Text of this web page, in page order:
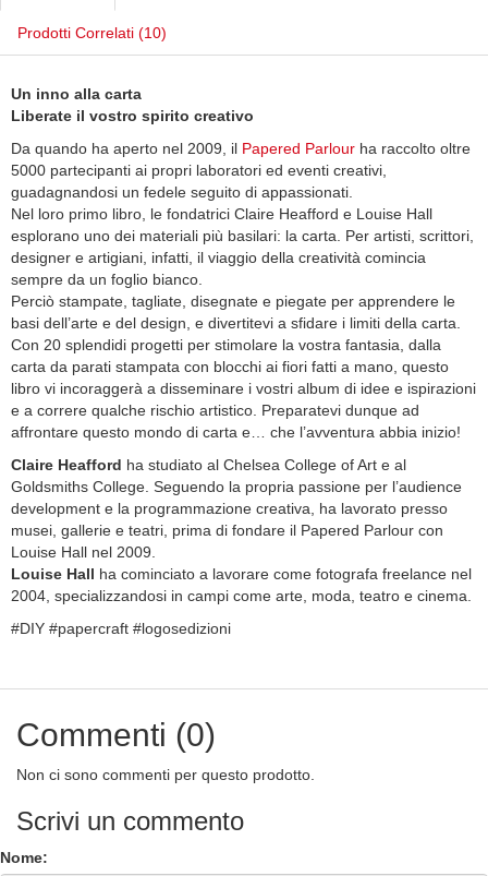
Prodotti Correlati (10)
Un inno alla carta
Liberate il vostro spirito creativo
Da quando ha aperto nel 2009, il Papered Parlour ha raccolto oltre
5000 partecipanti ai propri laboratori ed eventi creativi,
guadagnandosi un fedele seguito di appassionati.
Nel loro primo libro, le fondatrici Claire Heafford e Louise Hall
esplorano uno dei materiali più basilari: la carta. Per artisti, scrittori,
designer e artigiani, infatti, il viaggio della creatività comincia
sempre da un foglio bianco.
Perciò stampate, tagliate, disegnate e piegate per apprendere le
basi dell’arte e del design, e divertitevi a sfidare i limiti della carta.
Con 20 splendidi progetti per stimolare la vostra fantasia, dalla
carta da parati stampata con blocchi ai fiori fatti a mano, questo
libro vi incoraggerà a disseminare i vostri album di idee e ispirazioni
e a correre qualche rischio artistico. Preparatevi dunque ad
affrontare questo mondo di carta e… che l’avventura abbia inizio!
Claire Heafford ha studiato al Chelsea College of Art e al
Goldsmiths College. Seguendo la propria passione per l’audience
development e la programmazione creativa, ha lavorato presso
musei, gallerie e teatri, prima di fondare il Papered Parlour con
Louise Hall nel 2009.
Louise Hall ha cominciato a lavorare come fotografa freelance nel
2004, specializzandosi in campi come arte, moda, teatro e cinema.
#DIY #papercraft #logosedizioni
Commenti (0)
Non ci sono commenti per questo prodotto.
Scrivi un commento
Nome: